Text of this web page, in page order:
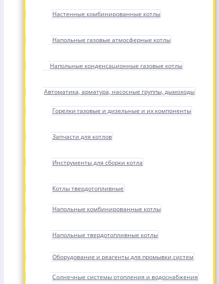
Настенные комбинированные котлы
Напольные газовые атмосферные котлы
Напольные конденсационные газовые котлы
Автоматика, арматура, насосные группы, дымоходы
Горелки газовые и дизельные и их компоненты
Запчасти для котлов
Инструменты для сборки котла
Котлы твердотопливные
Напольные комбинированные котлы
Напольные твердотопливные котлы
Оборудование и реагенты для промывки систем
Солнечные системы отопления и водоснабжения